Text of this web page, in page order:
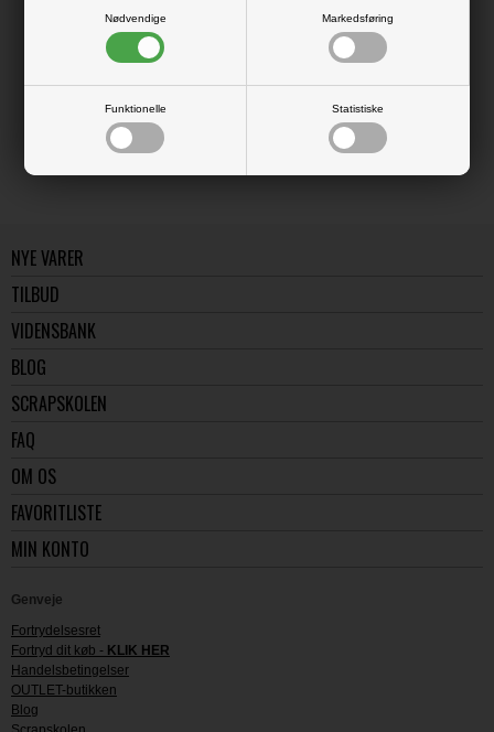
Nødvendige Markedsføring
Funktionelle Statistiske
Læs flere artikler...
NYE VARER
TILBUD
VIDENSBANK
BLOG
SCRAPSKOLEN
FAQ
OM OS
FAVORITLISTE
MIN KONTO
Genveje
Fortrydelsesret
Fortryd dit køb - KLIK HER
Handelsbetingelser
OUTLET-butikken
Blog